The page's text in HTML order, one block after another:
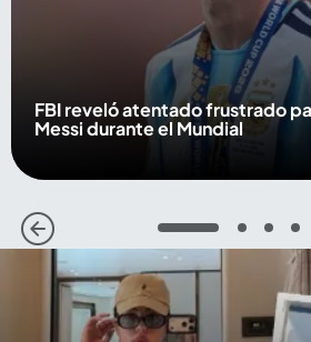
FBI reveló atentado frustrado
Messi durante el Mundial
1 2 3 4